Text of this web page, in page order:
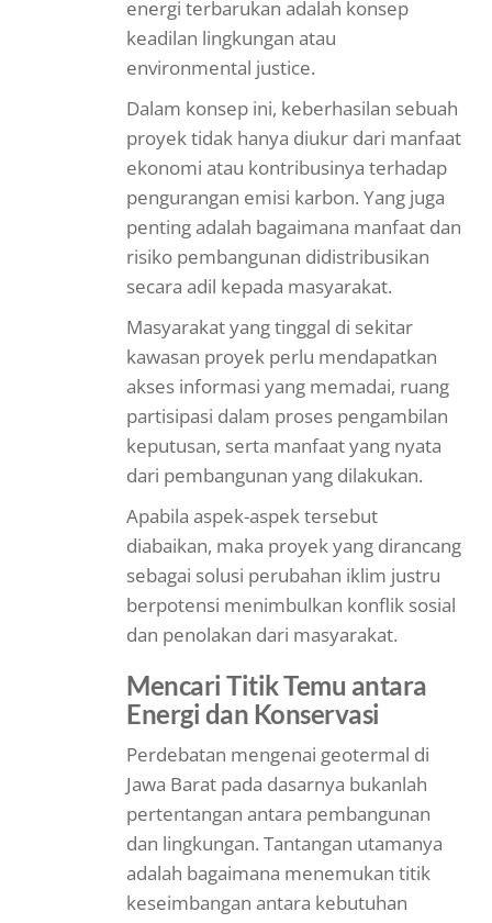
energi terbarukan adalah konsep
keadilan lingkungan atau
environmental justice.
Dalam konsep ini, keberhasilan sebuah
proyek tidak hanya diukur dari manfaat
ekonomi atau kontribusinya terhadap
pengurangan emisi karbon. Yang juga
penting adalah bagaimana manfaat dan
risiko pembangunan didistribusikan
secara adil kepada masyarakat.
Masyarakat yang tinggal di sekitar
kawasan proyek perlu mendapatkan
akses informasi yang memadai, ruang
partisipasi dalam proses pengambilan
keputusan, serta manfaat yang nyata
dari pembangunan yang dilakukan.
Apabila aspek-aspek tersebut
diabaikan, maka proyek yang dirancang
sebagai solusi perubahan iklim justru
berpotensi menimbulkan konflik sosial
dan penolakan dari masyarakat.
Mencari Titik Temu antara
Energi dan Konservasi
Perdebatan mengenai geotermal di
Jawa Barat pada dasarnya bukanlah
pertentangan antara pembangunan
dan lingkungan. Tantangan utamanya
adalah bagaimana menemukan titik
keseimbangan antara kebutuhan